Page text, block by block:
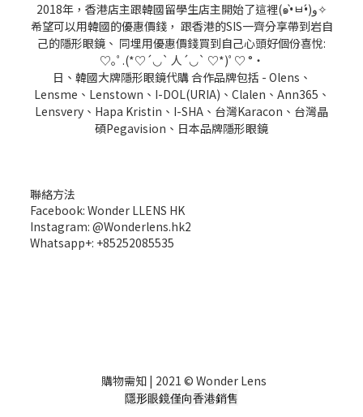
2018年，香港店主跟韓國留學生店主開始了這裡(๑•̀ㅂ•́)و✧
希望可以用韓國的優惠價錢， 跟香港的SIS一齊分享帶到岩自
己的隱形眼鏡、 同埋用優惠價錢買到自己心頭好個份喜悅:
♡｡ﾟ.(*♡´◡` 人´◡` ♡*)ﾟ♡ °・
日、韓國大牌隱形眼鏡代購 合作品牌包括 - Olens、
Lensme、Lenstown、I-DOL(URIA)、Clalen、Ann365、
Lensvery、Hapa Kristin、I-SHA、台灣Karacon、台灣晶
碩Pegavision、日本品牌隱形眼鏡
聯絡方法
Facebook: Wonder LLENS HK
Instagram: @Wonderlens.hk2
Whatsapp+: +85252085535
購物需知 | 2021 © Wonder Lens
隱形眼鏡僅向香港銷售